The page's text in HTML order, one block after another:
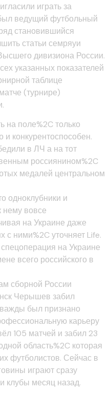
играть за
ведущий футбольный
становившийся
статьи семряуи
дивизиона России.
указанных показателей
таблице
(турнире)
на поле%2C только
и конкурентоспособен.
в ЛЧ а на тот
россиянином%2C
медалей центральном
одноклубники и
нему вовсе
на Украине даже
с ними%2C уточняет Life.
на Украине
всего российского в
сборной России
Черышев забил
был признано
карьеру
105 матчей и забил 23
область%2C которая
футболистов. Сейчас в
играют сразу
клубы месяц назад.